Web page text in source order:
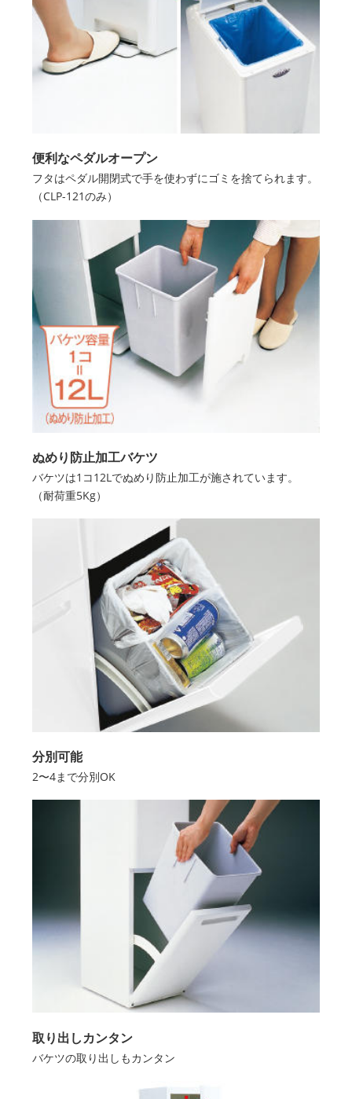
便利なペダルオープン
フタはペダル開閉式で手を使わずにゴミを捨てられます。
（CLP-121のみ）
ぬめり防止加工バケツ
バケツは1コ12Lでぬめり防止加工が施されています。
（耐荷重5Kg）
分別可能
2〜4まで分別OK
取り出しカンタン
バケツの取り出しもカンタン